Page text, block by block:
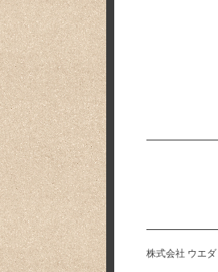
株式会社 ウエダ